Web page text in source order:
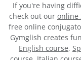
If you're having
check out our online
free online
Gymglish creates
English course,